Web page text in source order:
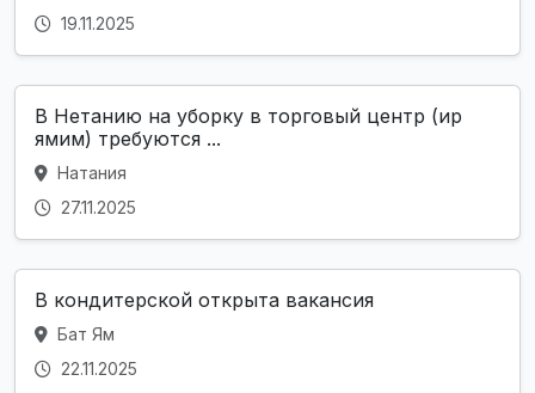
19.11.2025
В Нетанию на уборку в торговый центр (ир
ямим) требуются ...
Натания
27.11.2025
В кондитерской открыта вакансия
Бат Ям
22.11.2025